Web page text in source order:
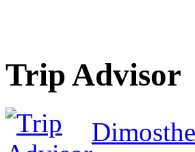
Trip Advisor